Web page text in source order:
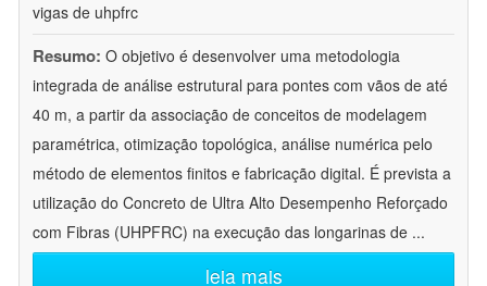
vigas de uhpfrc
Resumo: O objetivo é desenvolver uma metodologia
integrada de análise estrutural para pontes com vãos de até
40 m, a partir da associação de conceitos de modelagem
paramétrica, otimização topológica, análise numérica pelo
método de elementos finitos e fabricação digital. É prevista a
utilização do Concreto de Ultra Alto Desempenho Reforçado
com Fibras (UHPFRC) na execução das longarinas de ...
leia mais